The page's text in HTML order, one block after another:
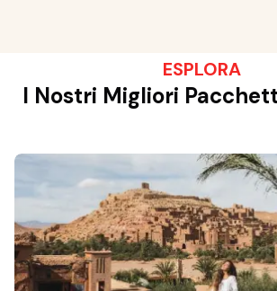
ESPLORA
I Nostri Migliori